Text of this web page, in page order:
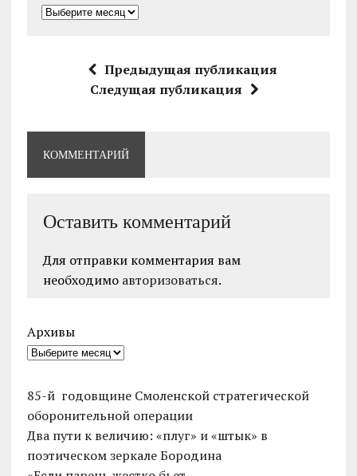
Архивы
Предыдущая публикация
Следущая публикация
КОММЕНТАРИЙ
Оставить комментарий
Для отправки комментария вам
необходимо авторизоваться.
Архивы
85-й годовщине Смоленской стратегической
оборонительной операции
Два пути к величию: «плуг» и «штык» в
поэтическом зеркале Бородина